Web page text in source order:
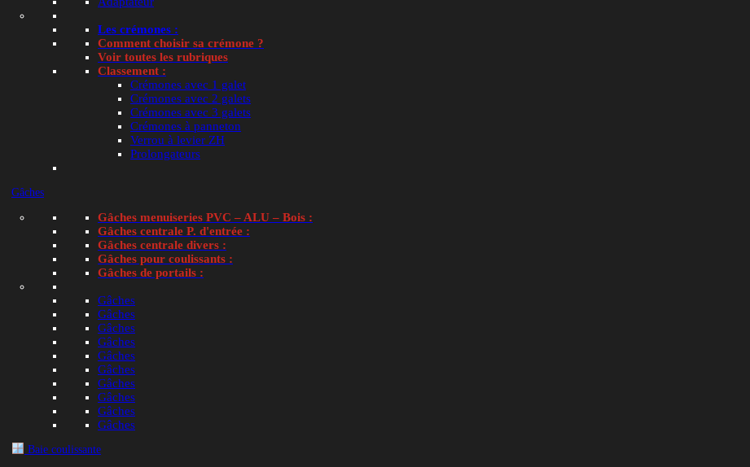
Les crémones :
Comment choisir sa crémone ?
Voir toutes les rubriques
Classement :
Crémones avec 1 galet
Crémones avec 2 galets
Crémones avec 3 galets
Crémones à panneton
Verrou à levier ZH
Prolongateurs
Gâches
Gâches menuiseries PVC – ALU – Bois :
Gâches centrale P. d'entrée :
Gâches centrale divers :
Gâches pour coulissants :
Gâches de portails :
Gâches
Gâches
Gâches
Gâches
Gâches
Gâches
Gâches
Gâches
Gâches
Gâches
Baie coulissante